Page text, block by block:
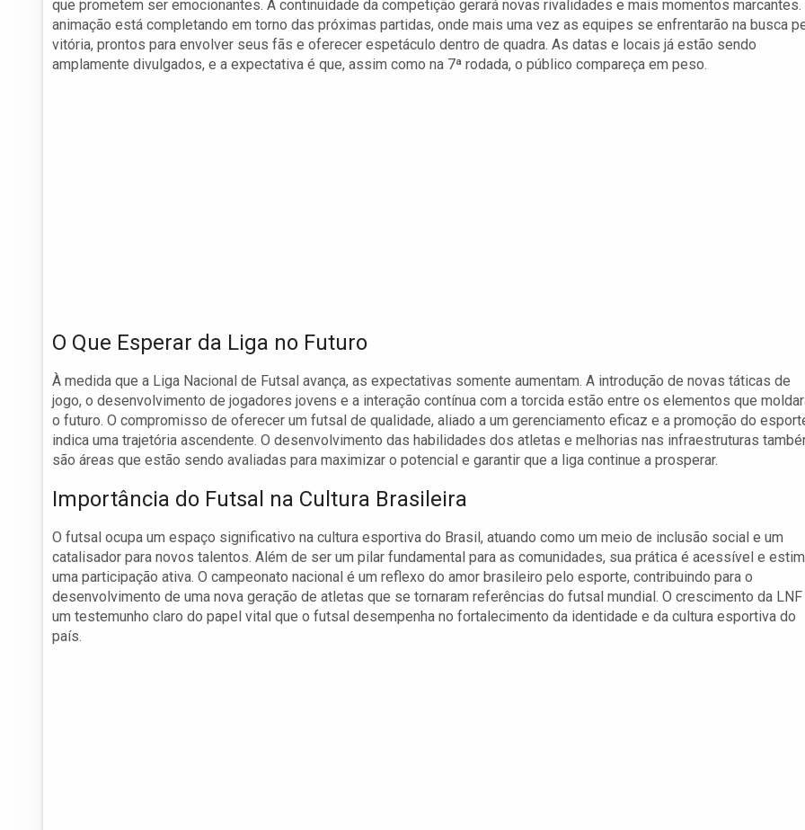
que prometem ser emocionantes. A continuidade da competição gerará novas rivalidades e mais momentos marcantes.
animação está completando em torno das próximas partidas, onde mais uma vez as equipes se enfrentarão na busca
vitória, prontos para envolver seus fãs e oferecer espetáculo dentro de quadra. As datas e locais já estão sendo
amplamente divulgados, e a expectativa é que, assim como na 7ª rodada, o público compareça em peso.
O Que Esperar da Liga no Futuro
À medida que a Liga Nacional de Futsal avança, as expectativas somente aumentam. A introdução de novas táticas de
jogo, o desenvolvimento de jogadores jovens e a interação contínua com a torcida estão entre os elementos que
o futuro. O compromisso de oferecer um futsal de qualidade, aliado a um gerenciamento eficaz e a promoção do
indica uma trajetória ascendente. O desenvolvimento das habilidades dos atletas e melhorias nas infraestruturas
são áreas que estão sendo avaliadas para maximizar o potencial e garantir que a liga continue a prosperar.
Importância do Futsal na Cultura Brasileira
O futsal ocupa um espaço significativo na cultura esportiva do Brasil, atuando como um meio de inclusão social e um
catalisador para novos talentos. Além de ser um pilar fundamental para as comunidades, sua prática é acessível e
uma participação ativa. O campeonato nacional é um reflexo do amor brasileiro pelo esporte, contribuindo para o
desenvolvimento de uma nova geração de atletas que se tornaram referências do futsal mundial. O crescimento da
um testemunho claro do papel vital que o futsal desempenha no fortalecimento da identidade e da cultura esportiva do
país.